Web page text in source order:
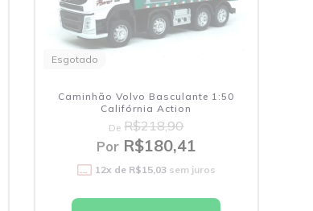
Esgotado
Caminhão Volvo Basculante 1:50
Califórnia Action
De R$218,90
PorR$180,41
12x de R$15,03sem juros